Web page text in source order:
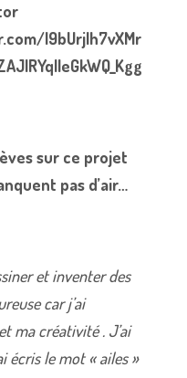
l9bUrjIh7vXMr
sur ce projet
pas d’air…
et inventer des
car j’ai
ma créativité . J’ai
écris le mot « ailes »